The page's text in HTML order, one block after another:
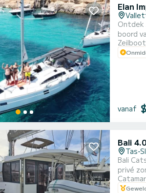
Elan
Ontdek
boord
Mowgli
geniet
Zeilboot
vanaf
Bali 4.0
Tas-
Bali
privé